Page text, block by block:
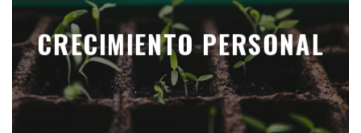
CRECIMIENTO PERSONAL